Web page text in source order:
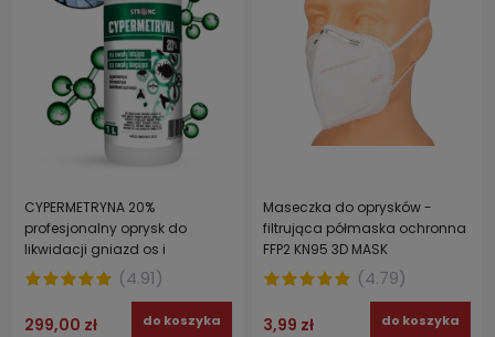
CYPERMETRYNA 20%
profesjonalny oprysk do
likwidacji gniazd os i
szerszeni. Środek do
zwalczania owadów
latających i biegających
(4.91)
299,00 zł do koszyka
Maseczka do oprysków -
filtrująca półmaska ochronna
FFP2 KN95 3D MASK
(4.79)
3,99 zł do koszyka